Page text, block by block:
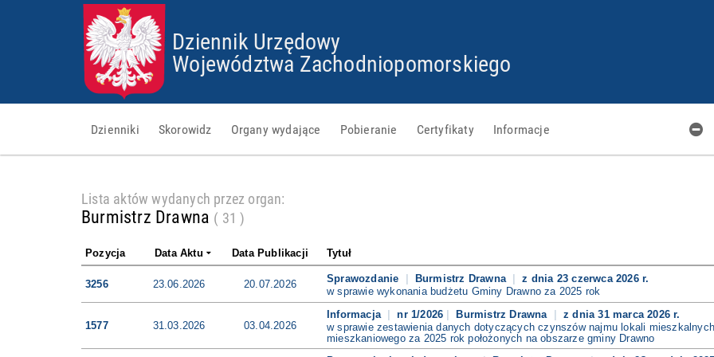
Dziennik Urzędowy
Województwa Zachodniopomorskiego
Dzienniki Skorowidz Organy wydające Pobieranie Certyfikaty Informacje
d
a
n
g
o
e
Lista aktów wydanych przez organ:
Burmistrz Drawna ( 31 )
Pozycja Data Aktu Data Publikacji Tytuł
3256 23.06.2026 20.07.2026 Sprawozdanie Burmistrz Drawna
z dnia 23 czerwca 2026 r.
w sprawie wykonania budżetu Gminy Drawno za 2025 rok
1577 31.03.2026 03.04.2026
Informacja nr 1/2026 Burmistrz Drawna
z dnia 31 marca 2026 r.
w sprawie zestawienia danych dotyczących czynszów najmu lokali
mieszkaniowego za 2025 rok położonych na obszarze gminy Drawno